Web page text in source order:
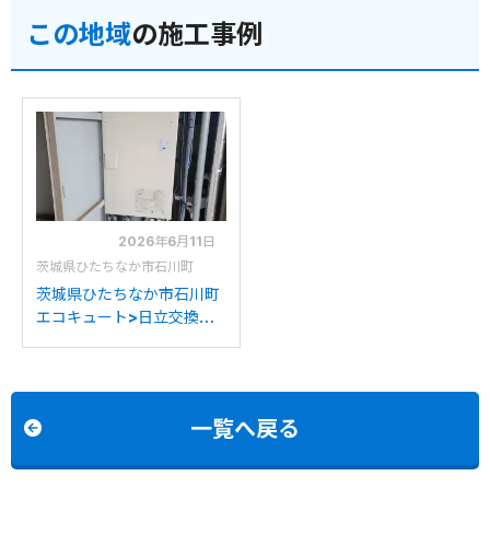
この地域の施工事例
2026年6月11日
茨城県ひたちなか市石川町
茨城県ひたちなか市石川町
エコキュート>日立交換工
一覧へ戻る